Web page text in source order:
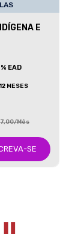
E
EAD
MESES
Mês
SE